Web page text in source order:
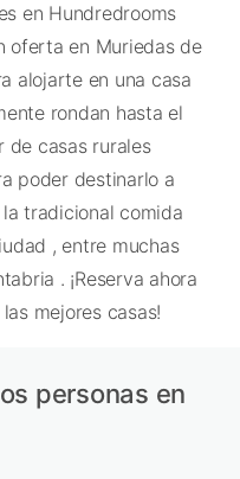
en Hundredrooms
oferta en Muriedas de
alojarte en una casa
rondan hasta el
de casas rurales
poder destinarlo a
tradicional comida
, entre muchas
. ¡Reserva ahora
mejores casas!
personas en